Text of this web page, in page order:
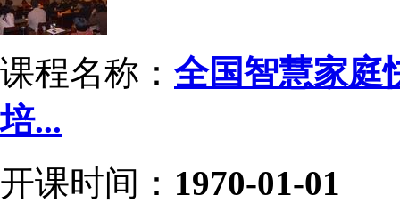
课程名称： 全国智慧家庭
培...
开课时间： 1970-01-01